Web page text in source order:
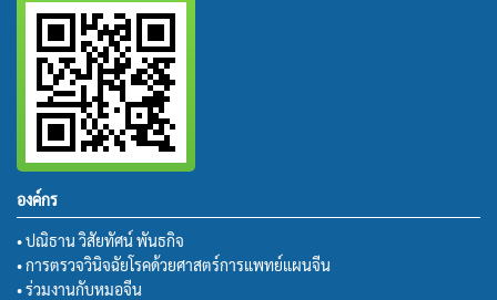
องค์กร
• ปณิธาน วิสัยทัศน์ พันธกิจ
• การตรวจวินิจฉัยโรคด้วยศาสตร์การแพทย์แผนจีน
• ร่วมงานกับหมอจีน